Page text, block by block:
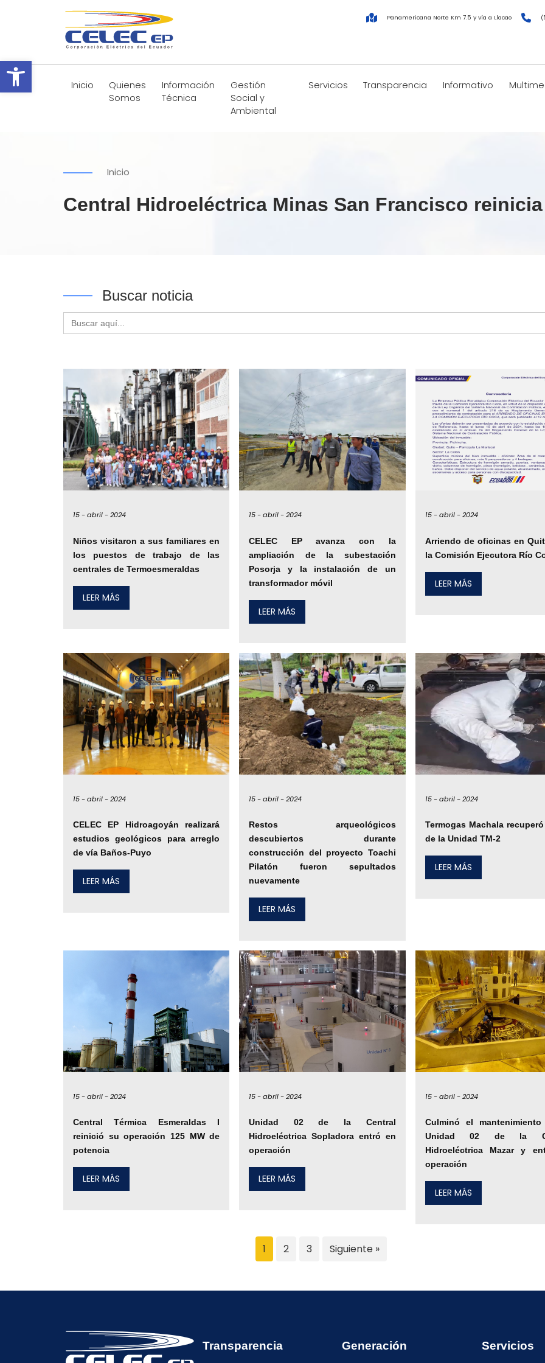
Abrir barra de herramientas
Panamericana Norte Km 7.5 y vía a Llacao
Inicio
Quienes
Somos
Información
Técnica
Gestión
Social y
Ambiental
Servicios Transparencia Informativo
Inicio
Central Hidroeléctrica Minas San Francisco
Buscar noticia
Buscar:
15 -abril -2024
Niños visitaron a sus familiares en
los puestos de trabajo de las
centrales de Termoesmeraldas
LEER MÁS
15 - abril - 2024
CELEC EP avanza con la
ampliación de la subestación
Posorja y la instalación de un
transformador móvil
LEER MÁS
15 - abril - 2024
Arriendo de oficinas en
la Comisión Ejecutora Río
LEER MÁS
15 -abril -2024
CELEC EP Hidroagoyán realizará
estudios geológicos para arreglo
de vía Baños-Puyo
LEER MÁS
15 - abril - 2024
Restos arqueológicos
descubiertos durante
construcción del proyecto Toachi
Pilatón fueron sepultados
nuevamente
LEER MÁS
15 - abril - 2024
Termogas Machala recuperó
de la Unidad TM-2
LEER MÁS
15 -abril -2024
Central Térmica Esmeraldas I
reinició su operación 125 MW de
potencia
LEER MÁS
15 - abril - 2024
Unidad 02 de la Central
Hidroeléctrica Sopladora entró en
operación
LEER MÁS
15 - abril - 2024
Culminó el
Unidad 02 de la
Hidroeléctrica Mazar y
operación
LEER MÁS
1 2 3 Siguiente »
Transparencia Generación Servicios